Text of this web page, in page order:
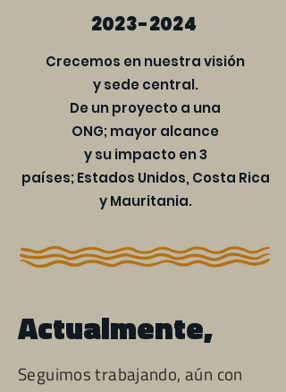
2023-2024
Crecemos en nuestra visión
y sede central.
De un proyecto a una
ONG; mayor alcance
y su impacto en 3
países; Estados Unidos, Costa Rica
y Mauritania.
Actualmente,
Seguimos trabajando, aún con